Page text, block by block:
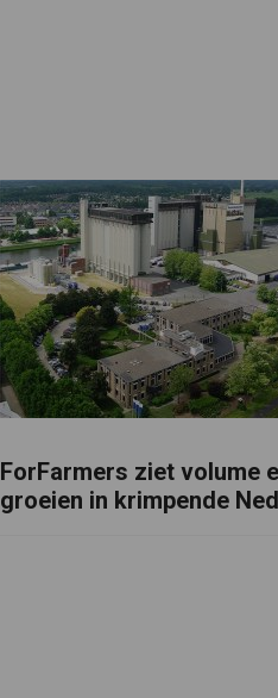
ForFarmers ziet volume
groeien in krimpende